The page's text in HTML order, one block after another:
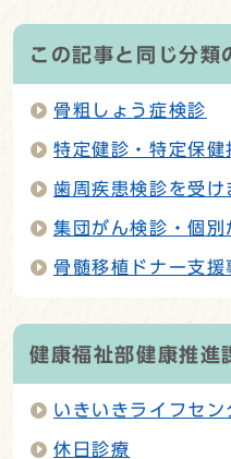
この記事と同じ分類
骨粗しょう症検診
特定健診・特定保健
歯周疾患検診を受け
集団がん検診・個別
骨髄移植ドナー支援
健康福祉部健康推進
いきいきライフセン
休日診療